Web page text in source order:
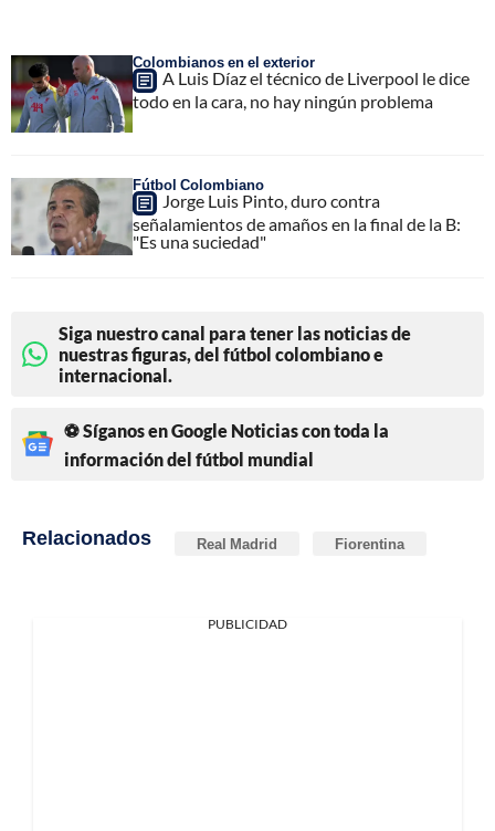
Colombianos en el exterior
A Luis Díaz el técnico de Liverpool le dice
todo en la cara, no hay ningún problema
Fútbol Colombiano
Jorge Luis Pinto, duro contra
señalamientos de amaños en la final de la B:
"Es una suciedad"
Siga nuestro canal para tener las noticias de
nuestras figuras, del fútbol colombiano e
internacional.
⚽ Síganos en Google Noticias con toda la
información del fútbol mundial
Relacionados Real Madrid Fiorentina
PUBLICIDAD